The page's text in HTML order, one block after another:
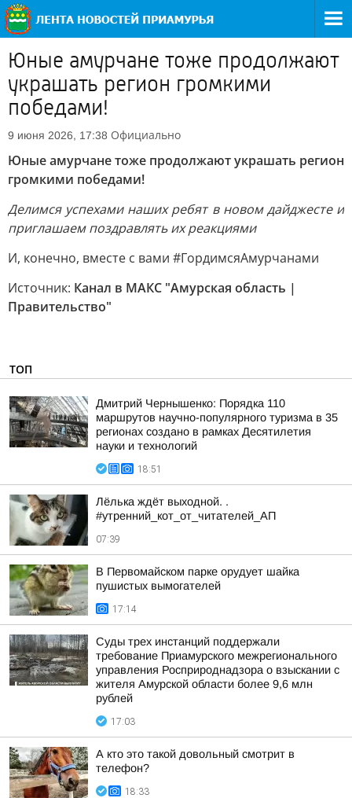
Юные амурчане тоже продолжают
украшать регион громкими
победами!
9 июня 2026, 17:38 Официально
Юные амурчане тоже продолжают украшать регион
громкими победами!
Делимся успехами наших ребят в новом дайджесте и
приглашаем поздравлять их реакциями
И, конечно, вместе с вами #ГордимсяАмурчанами
Источник: Канал в МАКС "Амурская область |
Правительство"
ТОП
Дмитрий Чернышенко: Порядка 110
маршрутов научно-популярного туризма в 35
регионах создано в рамках Десятилетия
науки и технологий
18:51
Лёлька ждёт выходной. .
#утренний_кот_от_читателей_АП
07:39
В Первомайском парке орудует шайка
пушистых вымогателей
17:14
Суды трех инстанций поддержали
требование Приамурского межрегионального
управления Росприроднадзора о взыскании с
жителя Амурской области более 9,6 млн
рублей
17:03
А кто это такой довольный смотрит в
телефон?
18:33